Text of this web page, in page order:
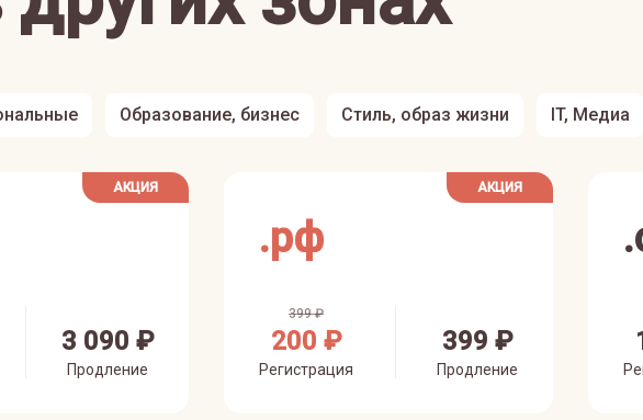
Образование, бизнес Стиль, образ жизни IT, Медиа
АКЦИЯ
3 090 ₽
Продление
АКЦИЯ
.рф
399 ₽
200 ₽
Регистрация
399 ₽
Продление
.